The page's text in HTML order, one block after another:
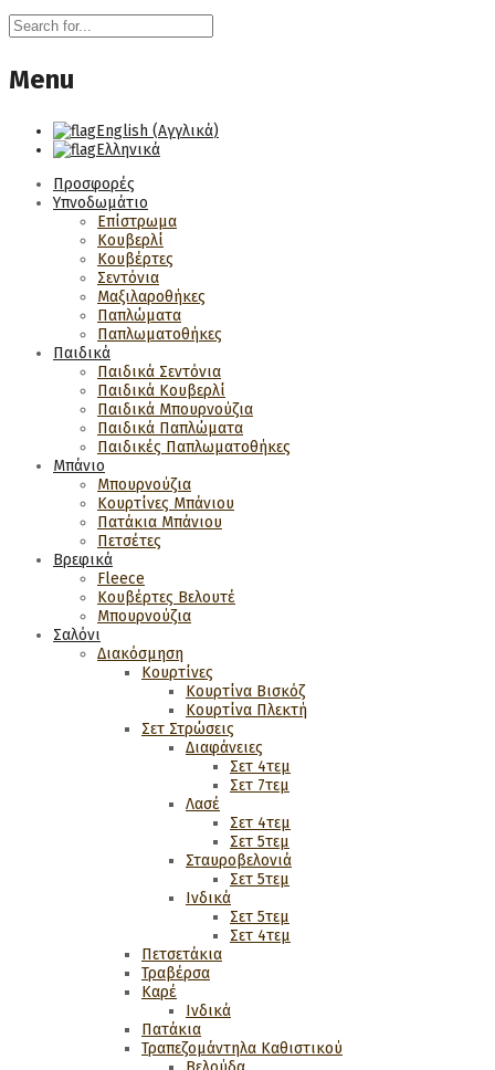
Menu
English (Αγγλικά)
Ελληνικά
Προσφορές
Υπνοδωμάτιο
Επίστρωμα
Κουβερλί
Κουβέρτες
Σεντόνια
Μαξιλαροθήκες
Παπλώματα
Παπλωματοθήκες
Παιδικά
Παιδικά Σεντόνια
Παιδικά Κουβερλί
Παιδικά Μπουρνούζια
Παιδικά Παπλώματα
Παιδικές Παπλωματοθήκες
Μπάνιο
Μπουρνούζια
Κουρτίνες Μπάνιου
Πατάκια Μπάνιου
Πετσέτες
Βρεφικά
Fleece
Κουβέρτες Βελουτέ
Μπουρνούζια
Σαλόνι
Διακόσμηση
Κουρτίνες
Κουρτίνα Βισκόζ
Κουρτίνα Πλεκτή
Σετ Στρώσεις
Διαφάνειες
Σετ 4τεμ
Σετ 7τεμ
Λασέ
Σετ 4τεμ
Σετ 5τεμ
Σταυροβελονιά
Σετ 5τεμ
Ινδικά
Σετ 5τεμ
Σετ 4τεμ
Πετσετάκια
Τραβέρσα
Καρέ
Ινδικά
Πατάκια
Τραπεζομάντηλα Καθιστικού